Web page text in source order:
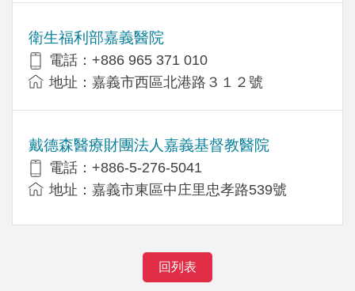
衛生福利部嘉義醫院
電話：+886 965 371 010
地址：嘉義市西區北港路３１２號
戴德森醫療財團法人嘉義基督教醫院
電話：+886-5-276-5041
地址：嘉義市東區中庄里忠孝路539號
回列表